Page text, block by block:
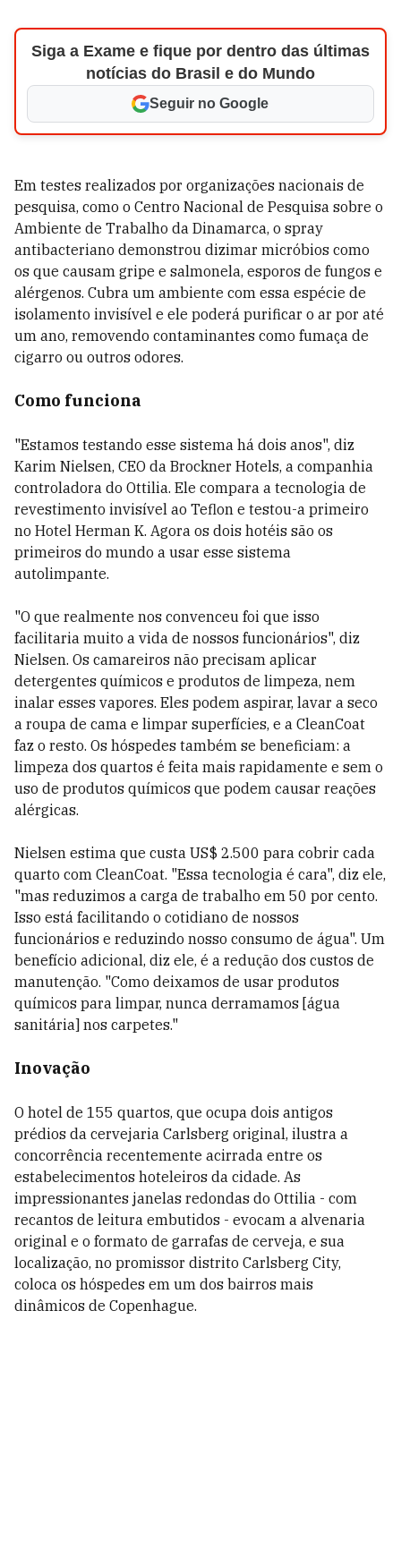
Siga a Exame e fique por dentro das últimas
notícias do Brasil e do Mundo
Seguir no Google
Em testes realizados por organizações nacionais de
pesquisa, como o Centro Nacional de Pesquisa sobre o
Ambiente de Trabalho da Dinamarca, o spray
antibacteriano demonstrou dizimar micróbios como
os que causam gripe e salmonela, esporos de fungos e
alérgenos. Cubra um ambiente com essa espécie de
isolamento invisível e ele poderá purificar o ar por até
um ano, removendo contaminantes como fumaça de
cigarro ou outros odores.
Como funciona
"Estamos testando esse sistema há dois anos", diz
Karim Nielsen, CEO da Brockner Hotels, a companhia
controladora do Ottilia. Ele compara a tecnologia de
revestimento invisível ao Teflon e testou-a primeiro
no Hotel Herman K. Agora os dois hotéis são os
primeiros do mundo a usar esse sistema
autolimpante.
"O que realmente nos convenceu foi que isso
facilitaria muito a vida de nossos funcionários", diz
Nielsen. Os camareiros não precisam aplicar
detergentes químicos e produtos de limpeza, nem
inalar esses vapores. Eles podem aspirar, lavar a seco
a roupa de cama e limpar superfícies, e a CleanCoat
faz o resto. Os hóspedes também se beneficiam: a
limpeza dos quartos é feita mais rapidamente e sem o
uso de produtos químicos que podem causar reações
alérgicas.
Nielsen estima que custa US$ 2.500 para cobrir cada
quarto com CleanCoat. "Essa tecnologia é cara", diz ele,
"mas reduzimos a carga de trabalho em 50 por cento.
Isso está facilitando o cotidiano de nossos
funcionários e reduzindo nosso consumo de água". Um
benefício adicional, diz ele, é a redução dos custos de
manutenção. "Como deixamos de usar produtos
químicos para limpar, nunca derramamos [água
sanitária] nos carpetes."
Inovação
O hotel de 155 quartos, que ocupa dois antigos
prédios da cervejaria Carlsberg original, ilustra a
concorrência recentemente acirrada entre os
estabelecimentos hoteleiros da cidade. As
impressionantes janelas redondas do Ottilia - com
recantos de leitura embutidos - evocam a alvenaria
original e o formato de garrafas de cerveja, e sua
localização, no promissor distrito Carlsberg City,
coloca os hóspedes em um dos bairros mais
dinâmicos de Copenhague.